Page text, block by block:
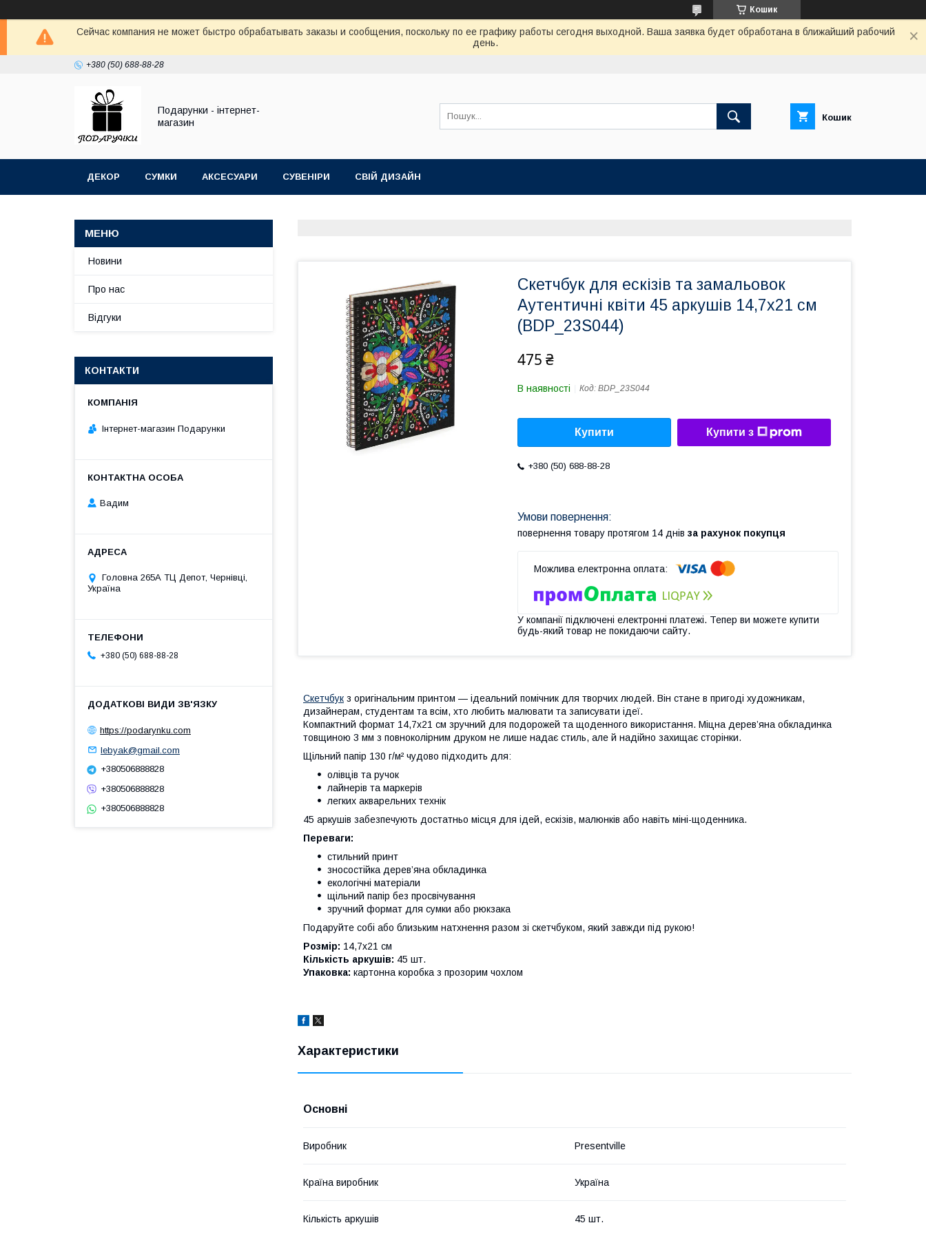
Кошик
Сейчас компания не может быстро обрабатывать заказы и сообщения, поскольку по ее графику работы сегодня выходной. Ваша заявка будет обработана в ближайший рабочий
день.
+380 (50) 688-88-28
Подарунки - інтернет-
магазин
Кошик
ДЕКОР СУМКИ АКСЕСУАРИ СУВЕНІРИ СВІЙ ДИЗАЙН
Скетчбук для ескізів та замальовок
Аутентичні квіти 45 аркушів 14,7х21 см
(BDP_23S044)
475 ₴
В наявності Код: BDP_23S044
Купити Купити з
+380 (50) 688-88-28
повернення товару протягом 14 днів за рахунок покупця
У компанії підключені електронні платежі. Тепер ви можете купити
будь-який товар не покидаючи сайту.
Скетчбук з оригінальним принтом — ідеальний помічник для творчих людей. Він стане в пригоді художникам,
дизайнерам, студентам та всім, хто любить малювати та записувати ідеї.
Компактний формат 14,7х21 см зручний для подорожей та щоденного використання. Міцна дерев’яна обкладинка
товщиною 3 мм з повноколірним друком не лише надає стиль, але й надійно захищає сторінки.
Щільний папір 130 г/м² чудово підходить для:
олівців та ручок
лайнерів та маркерів
легких акварельних технік
45 аркушів забезпечують достатньо місця для ідей, ескізів, малюнків або навіть міні-щоденника.
Переваги:
стильний принт
зносостійка дерев’яна обкладинка
екологічні матеріали
щільний папір без просвічування
зручний формат для сумки або рюкзака
Подаруйте собі або близьким натхнення разом зі скетчбуком, який завжди під рукою!
Розмір: 14,7х21 см
Кількість аркушів: 45 шт.
Упаковка: картонна коробка з прозорим чохлом
Характеристики
Основні
Виробник Presentville
Країна виробник Україна
Кількість аркушів 45 шт.
Новини
Про нас
Відгуки
КОНТАКТИ
Інтернет-магазин Подарунки
Вадим
Головна 265А ТЦ Депот, Чернівці,
Україна
+380 (50) 688-88-28
https://podarynku.com
lebyak@gmail.com
+380506888828
+380506888828
+380506888828